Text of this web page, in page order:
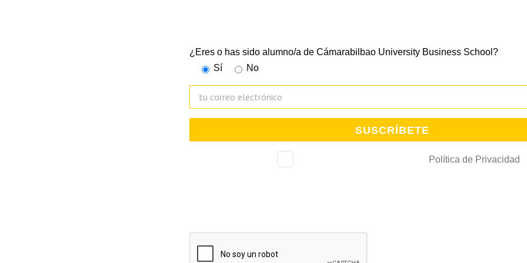
¿Eres o has sido alumno/a de Cámarabilbao University Business School?
Sí
No
Política de Privacidad